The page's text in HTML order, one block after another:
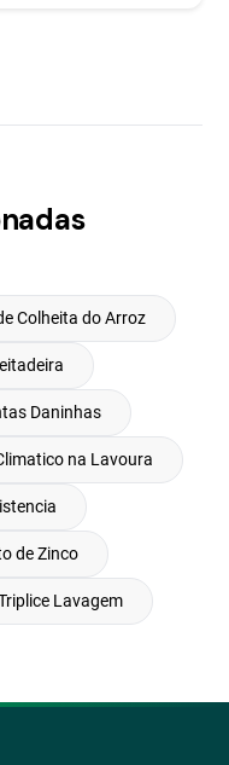
Colheita do Arroz
Daninhas
na Lavoura
de Zinco
Lavagem